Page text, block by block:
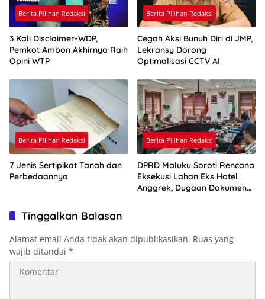
Berita Pilihan Redaksi
3 Kali Disclaimer-WDP,
Pemkot Ambon Akhirnya Raih
Opini WTP
Berita Pilihan Redaksi
Cegah Aksi Bunuh Diri di JMP,
Lekransy Dorong
Optimalisasi CCTV AI
Berita Pilihan Redaksi
7 Jenis Sertipikat Tanah dan
Perbedaannya
Berita Pilihan Redaksi
DPRD Maluku Soroti Rencana
Eksekusi Lahan Eks Hotel
Anggrek, Dugaan Dokumen
Tinggalkan Balasan
Alamat email Anda tidak akan dipublikasikan. Ruas yang
wajib ditandai *